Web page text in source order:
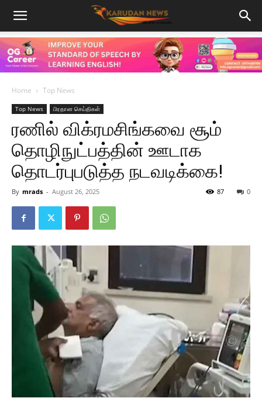
Home Top News
Top News பிரதான செய்திகள்
ரணில் விக்ரமசிங்கவை சூம்
தொழிநுட்பத்தின் ஊடாக
தொடர்புபடுத்த நடவடிக்கை!
By mrads - August 26, 2025 0
87